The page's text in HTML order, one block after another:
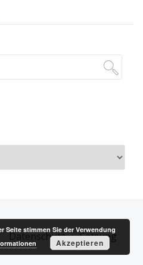
Datenschutz Satzung
Seite stimmen Sie der Verwendung
Akzeptieren